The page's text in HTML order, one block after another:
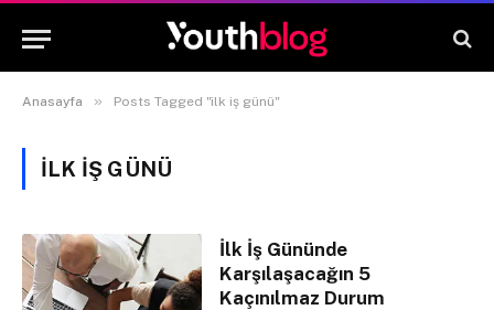
Anasayfa » Posts Tagged "ilk iş günü"
ILK IŞ GÜNÜ
İlk İş Gününde
Karşılaşacağın 5
Kaçınılmaz Durum